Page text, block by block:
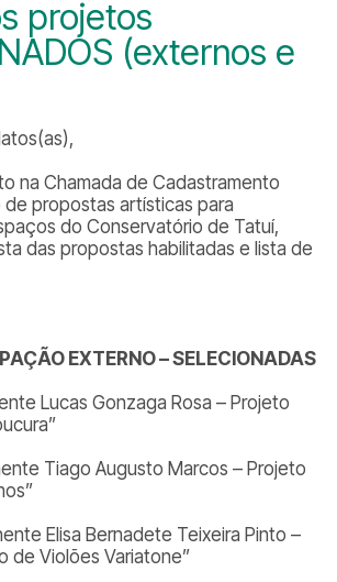
projetos
(externos e
na Chamada de Cadastramento
de propostas artísticas para
do Conservatório de Tatuí,
das propostas habilitadas e lista de
EXTERNO – SELECIONADAS
Lucas Gonzaga Rosa – Projeto
Tiago Augusto Marcos – Projeto
Elisa Bernadete Teixeira Pinto –
de Violões Variatone”